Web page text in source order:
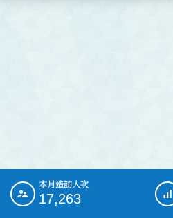
::: 本月造訪人次
17,263